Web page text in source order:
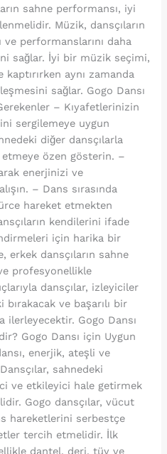
sahne performansı, iyi
Müzik, dansçıların
performanslarını daha
sağlar. İyi bir müzik seçimi,
aynı zamanda
sağlar. Gogo Dansı
– Kıyafetlerinizin
sergilemeye uygun
diğer dansçılarla
özen gösterin. –
enerjinizi ve
– Dans sırasında
hareket etmekten
kendilerini ifade
için harika bir
erkek dansçıların sahne
profesyonellikle
dansçılar, izleyiciler
ve başarılı bir
ilerleyecektir. Gogo Dansı
Gogo Dansı için Uygun
enerjik, ateşli ve
sahnedeki
ve etkileyici hale getirmek
Gogo dansçılar, vücut
hareketlerini serbestçe
tercih etmelidir. İlk
dantel, deri, tüy ve